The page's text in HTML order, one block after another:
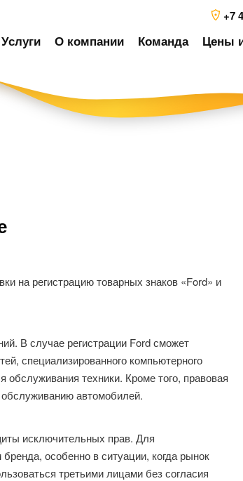
+7
Услуги О компании Команда Цены
на регистрацию товарных знаков «Ford» и
В случае регистрации Ford сможет
специализированного компьютерного
обслуживания техники. Кроме того, правовая
обслуживанию автомобилей.
исключительных прав. Для
особенно в ситуации, когда рынок
третьими лицами без согласия